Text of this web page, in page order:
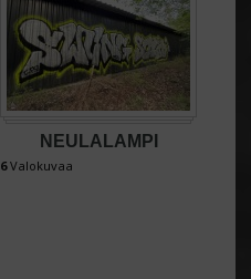
NEULALAMPI
6Valokuvaa